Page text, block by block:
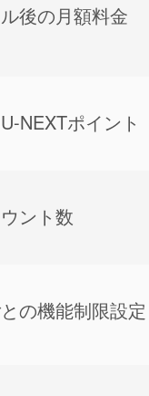
後の⽉額料金
NEXTポイント
ント数
の機能制限設定